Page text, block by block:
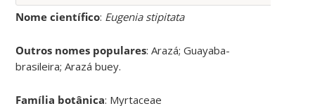
Nome científico: Eugenia stipitata
Outros nomes populares: Arazá; Guayaba-
brasileira; Arazá buey.
Família botânica: Myrtaceae